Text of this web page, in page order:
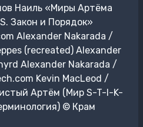
Наиль «Миры Артёма
Закон и Порядок»
Alexander Nakarada /
(recreated) Alexander
Alexander Nakarada /
Kevin MacLeod /
Артём (Мир S-T-I-K-
© Крам